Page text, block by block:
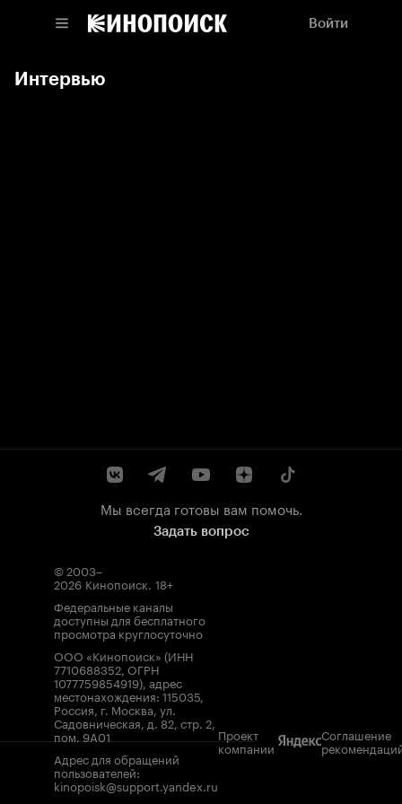
Войти
Интервью
Мы всегда готовы вам помочь.
Задать вопрос
© 2003–
2026 Кинопоиск. 18+
Федеральные каналы
доступны для бесплатного
просмотра круглосуточно
ООО «Кинопоиск» (ИНН
7710688352, ОГРН
1077759854919), адрес
местонахождения: 115035,
Россия, г. Москва, ул.
Садовническая, д. 82, стр. 2,
пом. 9А01
Адрес для обращений
пользователей:
kinopoisk@support.yandex.ru
Проект
компании
Соглашение